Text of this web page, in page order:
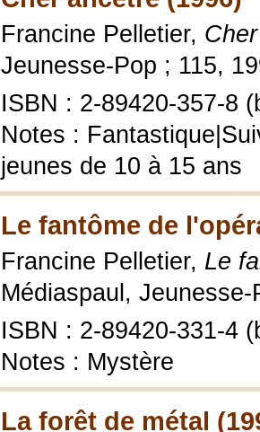
Francine Pelletier,
Jeunesse-Pop ; 115,
ISBN : 2-89420-357-8
Notes :
jeunes de 10 à 15 ans
Le fantôme de
Francine Pelletier, Le
Médiaspaul,
ISBN : 2-89420-331-4
Notes : Mystère
La forêt de métal